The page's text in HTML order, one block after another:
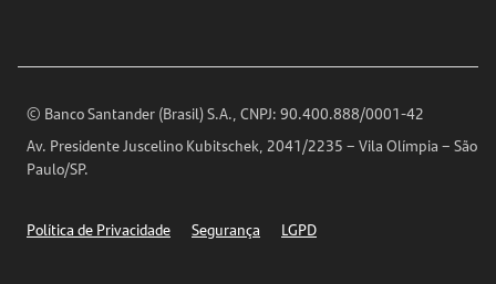
Encontre nossas agências
Horários de Atendimento
Telefones
© Banco Santander (Brasil) S.A., CNPJ: 90.400.888/0001-42
Av. Presidente Juscelino Kubitschek, 2041/2235 – Vila Olímpia – São
Paulo/SP.
Política de Privacidade Segurança LGPD